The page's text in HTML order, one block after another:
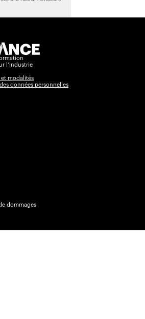
l’industrie
modalités
données personnelles
dommages